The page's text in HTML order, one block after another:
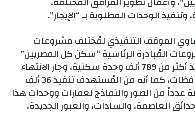
الوحدات المطلوبة بـ “الإيجار”.
الموقف التنفيذي لمُختلف مشروعات
المُبادرة الرئاسية “سكن كل المصريين”
محور محدودي الدخل، فقد تم الانتهاء من تنفيذ أكثر من 789 ألف وحدة سكنية، وجار الانتهاء
من تنفيذ 215 ألف وحدة سكنية بمختلف المحافظات، كما أنه من المُستهدف تنفيذ 36 ألف
من الصور والنماذج لعمارات ووحدات هذا
العاصمة، والسادات، والعبور الجديدة،